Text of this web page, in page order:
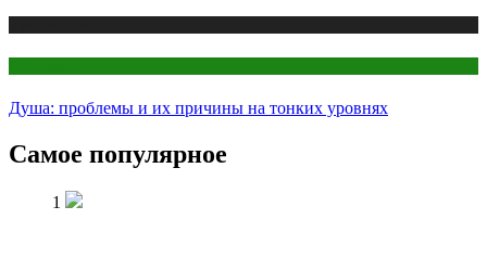
Душа: проблемы и их причины на тонких уровнях
Самое популярное
1